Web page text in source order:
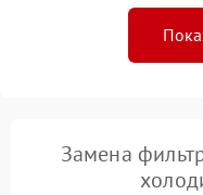
Замена